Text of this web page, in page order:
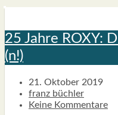
25 Jah­re ROXY:
(n!)
21. Oktober 2019
franz büchler
Keine Kommentare